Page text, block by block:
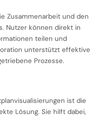
Zusammenarbeit und den
Nutzer können direkt in
teilen und
unterstützt effektive
Prozesse.
ist die
Lösung. Sie hilft dabei,